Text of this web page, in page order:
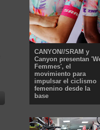
CANYON//SRAM y
Canyon presentan
Femmes', el
movimiento para
impulsar el ciclismo
femenino desde la
base